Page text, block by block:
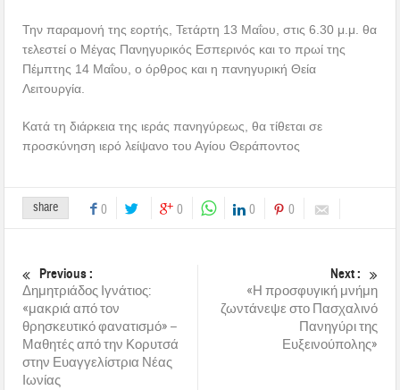
Την παραμονή της εορτής, Τετάρτη 13 Μαΐου, στις 6.30 μ.μ. θα
τελεστεί ο Μέγας Πανηγυρικός Εσπερινός και το πρωί της
Πέμπτης 14 Μαΐου, ο όρθρος και η πανηγυρική Θεία
Λειτουργία.
Κατά τη διάρκεια της ιεράς πανηγύρεως, θα τίθεται σε
προσκύνηση ιερό λείψανο του Αγίου Θεράποντος
share 0 0 0 0
Previous :
Δημητριάδος Ιγνάτιος:
«μακριά από τον
θρησκευτικό φανατισμό» –
Μαθητές από την Κορυτσά
στην Ευαγγελίστρια Νέας
Ιωνίας
Next :
«Η προσφυγική μνήμη
ζωντάνεψε στο Πασχαλινό
Πανηγύρι της
Ευξεινούπολης»